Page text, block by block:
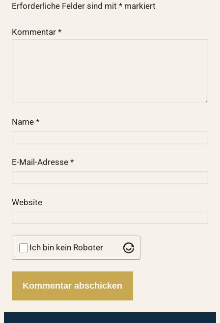
Erforderliche Felder sind mit *markiert
Kommentar *
Name *
E-Mail-Adresse *
Website
Ich bin kein Roboter